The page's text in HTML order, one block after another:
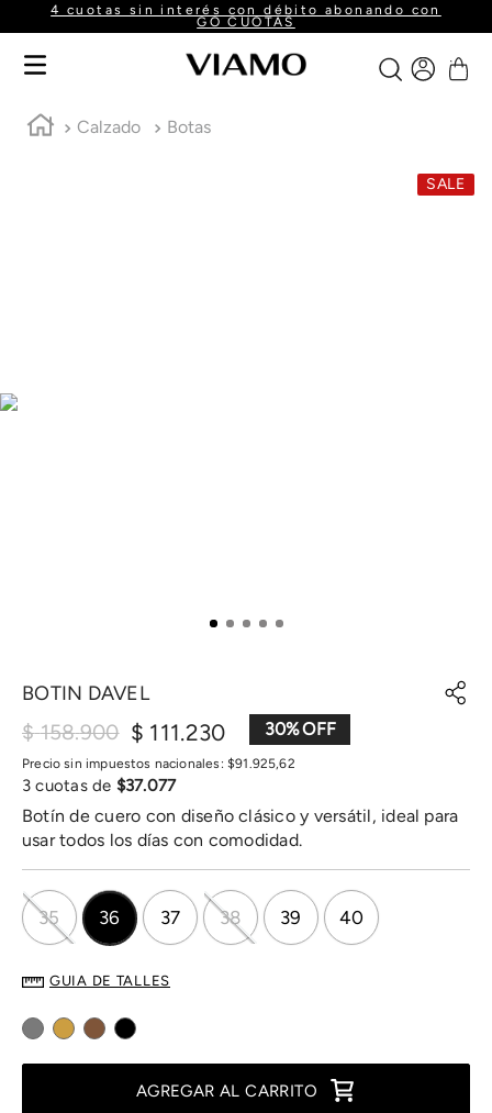
4 cuotas sin interés con débito abonando con
GO CUOTAS
Calzado Botas
SALE
BOTIN DAVEL
$ 111.230
$ 158.900 30%
Precio sin impuestos nacionales: $91.925,62
3 cuotas de $37.077
Botín de cuero con diseño clásico y versátil, ideal para
usar todos los días con comodidad.
35 36 37 38 39 40
GUIA DE TALLES
AGREGAR AL CARRITO